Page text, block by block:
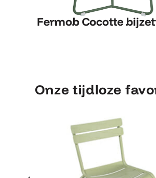
Fermob Cocotte
Fermob Cocotte
Onze tijdloze